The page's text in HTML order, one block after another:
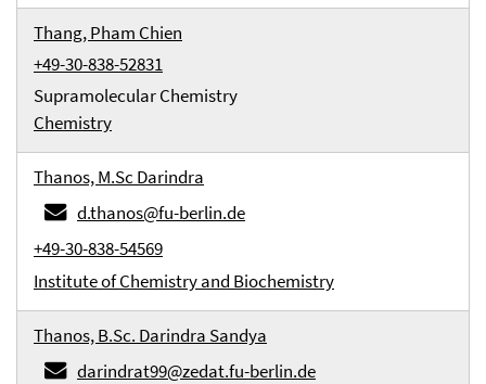
Thang, Pham Chien
+49-30-838-52831
Supramolecular Chemistry
Chemistry
Thanos, M.Sc Darindra
d.thanos@fu-berlin.de
+49-30-838-54569
Institute of Chemistry and Biochemistry
Thanos, B.Sc. Darindra Sandya
darindrat99@zedat.fu-berlin.de